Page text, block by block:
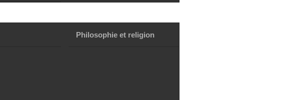
Philosophie et religion